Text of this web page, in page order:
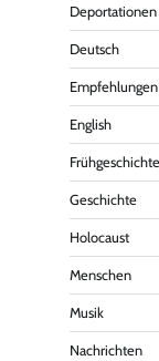
Deutsch
Empfehlungen
English
Frühgeschichte
Geschichte
Holocaust
Menschen
Musik
Nachrichten